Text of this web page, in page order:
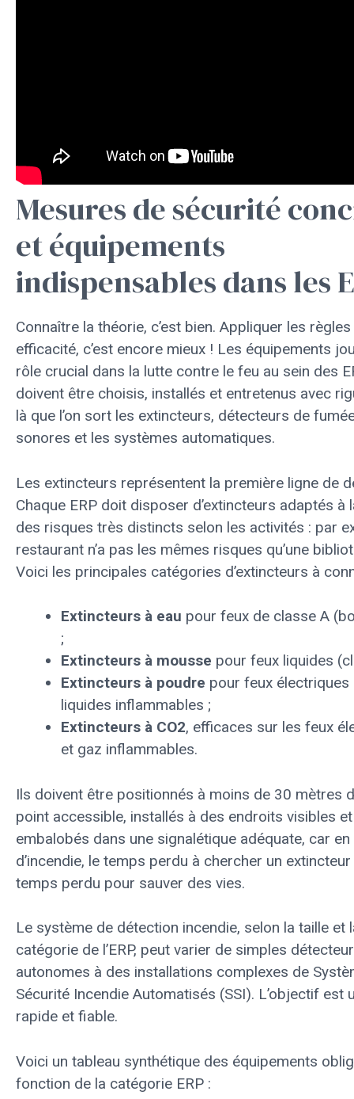
Mesures de sécurité
et équipements
indispensables dans les
Connaître la théorie, c’est bien. Appliquer les
efficacité, c’est encore mieux ! Les équipements
rôle crucial dans la lutte contre le feu au sein des
doivent être choisis, installés et entretenus avec
là que l’on sort les extincteurs, détecteurs de
sonores et les systèmes automatiques.
Les extincteurs représentent la première ligne de
Chaque ERP doit disposer d’extincteurs adaptés à
des risques très distincts selon les activités : par
restaurant n’a pas les mêmes risques qu’une
Voici les principales catégories d’extincteurs à
Extincteurs à eau pour feux de classe A
;
Extincteurs à mousse pour feux liquides
Extincteurs à poudre pour feux électriques
liquides inflammables ;
Extincteurs à CO2, efficaces sur les feux
et gaz inflammables.
Ils doivent être positionnés à moins de 30 mètres
point accessible, installés à des endroits visibles et
embalobés dans une signalétique adéquate, car
d’incendie, le temps perdu à chercher un
temps perdu pour sauver des vies.
Le système de détection incendie, selon la taille et
catégorie de l’ERP, peut varier de simples
autonomes à des installations complexes de
Sécurité Incendie Automatisés (SSI). L’objectif est
rapide et fiable.
Voici un tableau synthétique des équipements
fonction de la catégorie ERP :